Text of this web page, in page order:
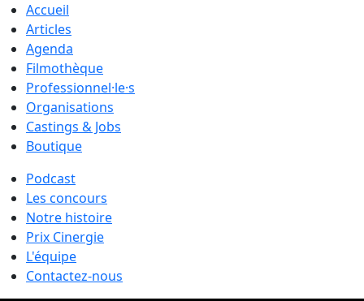
Accueil
Articles
Agenda
Filmothèque
Professionnel·le·s
Organisations
Castings & Jobs
Boutique
Podcast
Les concours
Notre histoire
Prix Cinergie
L'équipe
Contactez-nous